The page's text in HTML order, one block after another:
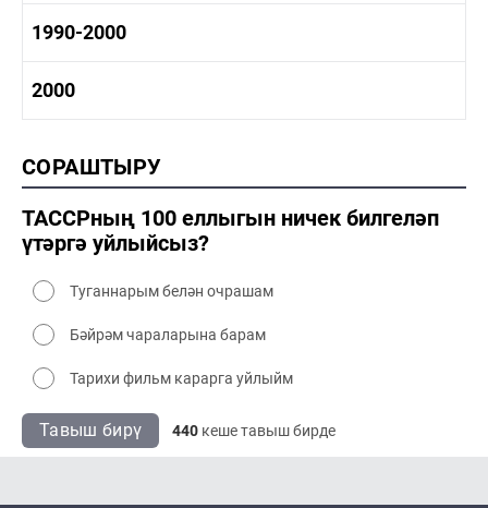
1970-1980 мәдәният
1980-1990 тарих
1980-1990 мәдәният
1990-2000
1990-2000 мәдәният
2000
2000 сәнәгать
2000 мәдәният
СОРАШТЫРУ
ТАССРның 100 еллыгын ничек билгеләп
үтәргә уйлыйсыз?
Туганнарым белән очрашам
Бәйрәм чараларына барам
Тарихи фильм карарга уйлыйм
Тавыш бирү 440 кеше тавыш бирде